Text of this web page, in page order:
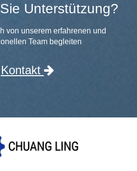
Unterstützung?
von unserem erfahrenen und
Team begleiten
Kontakt